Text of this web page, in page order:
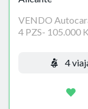
VENDO
4 PZS- 105.000
4